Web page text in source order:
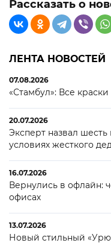
Рассказать о
ЛЕНТА НОВОСТЕЙ
07.08.2026
«Стамбул»: Все
20.07.2026
Эксперт назвал
условиях жесткого
16.07.2026
Вернулись в офлайн:
офисах
13.07.2026
Новый стильный